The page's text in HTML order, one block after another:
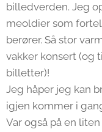
billedverden. Jeg
meoldier som
berører. Så stor
vakker konsert (og
billetter)!
Jeg håper jeg kan
igjen kommer i
Var også på en